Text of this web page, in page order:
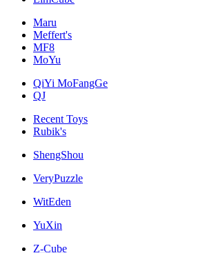
Maru
Meffert's
MF8
MoYu
QiYi MoFangGe
QJ
Recent Toys
Rubik's
ShengShou
VeryPuzzle
WitEden
YuXin
Z-Cube